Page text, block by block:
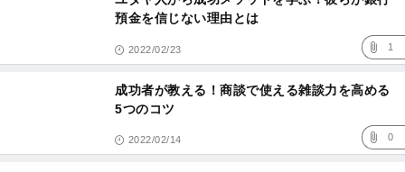
預金を信じない理由とは
2022/02/23 1
成功者が教える！商談で使える雑談力を高める
5つのコツ
2022/02/14 0